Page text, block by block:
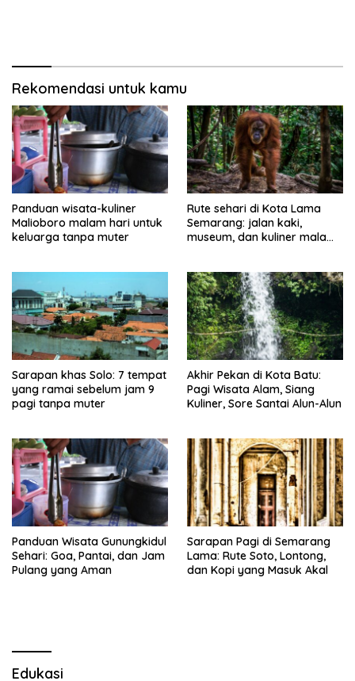
Rekomendasi untuk kamu
Panduan wisata-kuliner
Malioboro malam hari untuk
keluarga tanpa muter
Rute sehari di Kota Lama
Semarang: jalan kaki,
museum, dan kuliner malam
Sarapan khas Solo: 7 tempat
yang ramai sebelum jam 9
pagi tanpa muter
Akhir Pekan di Kota Batu:
Pagi Wisata Alam, Siang
Kuliner, Sore Santai Alun-Alun
Panduan Wisata Gunungkidul
Sehari: Goa, Pantai, dan Jam
Pulang yang Aman
Sarapan Pagi di Semarang
Lama: Rute Soto, Lontong,
dan Kopi yang Masuk Akal
Edukasi